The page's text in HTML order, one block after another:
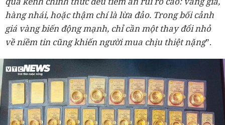
hàng nhái, hoặc thậm chí là lừa đảo. Trong bối cảnh
giá vàng biến động mạnh, chỉ cần một thay đổi nhỏ
về niềm tin cũng khiến người mua chịu thiệt nặng”.